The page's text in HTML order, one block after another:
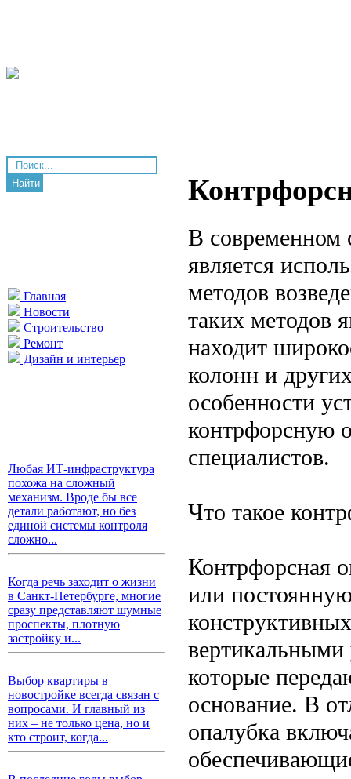
Найти
Главная
Новости
Строительство
Ремонт
Дизайн и интерьер
Любая ИТ-инфраструктура
похожа на сложный
механизм. Вроде бы все
детали работают, но без
единой системы контроля
сложно...
Когда речь заходит о жизни
в Санкт-Петербурге, многие
сразу представляют шумные
проспекты, плотную
застройку и...
Выбор квартиры в
новостройке всегда связан с
вопросами. И главный из
них – не только цена, но и
кто строит, когда...
В современном
является
методов
таких методов
находит
колонн и
особенности
контрфорсную
специалистов.
Что такое
Контрфорсная
или
которые
основание. В
опалубка